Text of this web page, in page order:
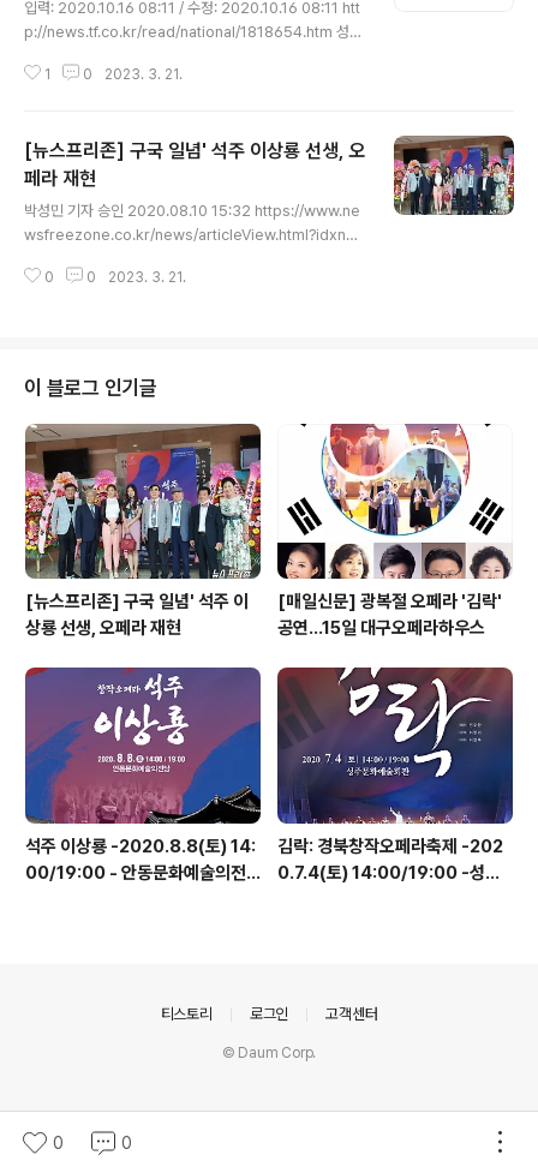
시와 7시 안동문화예술의전당 무대에 오른다. 오페라 '석
주 이상룡'은 석주 선생 생가인 '임청각' 복원을 기념해 지
난 2018년 경북도와 로얄..
입력: 2020.10.16 08:11 / 수정: 2020.10.16 08:11 htt
p://news.tf.co.kr/read/national/1818654.htm 성주
이 16일부터 창작오페라 리어왕을 공연한다.사진은 공연
tf.co.kr 유튜브 생방송으로도 시청 가능 [더팩트ㅣ성주 =
김서업 기자] 경북 성주군은 코로나19로 중단했던 문화예
술회관 운영을 재개한다고 16일 밝혔다. 성주문화예술회
관은 ‘생활 속 거리두기’ 정부 지침에 따라 철저한 방역 시
어왕’ 공연을 시작한다. 오는 24일..
1 0 2023. 3. 21.
[뉴스프리존] 구국 일념' 석주 이상룡 선생, 오
페라 재현
박성민 기자 승인 2020.08.10 15:32 https://www.ne
wsfreezone.co.kr/news/articleView.html?idxno=
프리존 [충남=뉴스프리존] 박성민기자= \'나라를 다시 찾
kr - 독립정신 일깨운 석주 이상룡, "나라를 찾기 전에는 내
유골을 고국으로 가져가지 말라" '나라를 다시 찾겠다'는
일념으로 전 재산을 독립운동에 바치고 독립정신을 일깨운
석주 이상룡 선생의 일대기가 지난 8일 안동 문화예술의
전당 무대에 올랐다./ⓒ로..
0 0 2023. 3. 21.
이 블로그 인기글
[뉴스프리존] 구국 일념' 석주 이
상룡 선생, 오페라 재현
[매일신문] 광복절 오페라 '김락'
공연…15일 대구오페라하우스
석주 이상룡 -2020.8.8(토) 14:
00/19:00 - 안동문화예술의전
김락: 경북창작오페라축제 -202
0.7.4(토) 14:00/19:00 -성주
0 0
티스토리 로그인 고객센터
© Daum Corp.